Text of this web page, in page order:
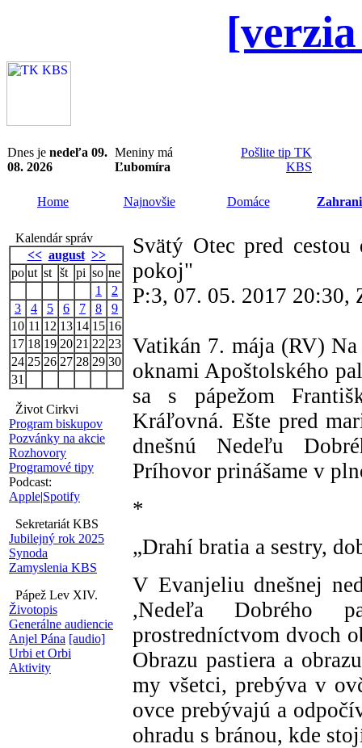
Dnes je nedeľa 09.
08. 2026
Meniny má
Ľubomíra
Pošlite tip TK
KBS
Home Najnovšie Domáce
Kalendár správ
<< august >>
po ut st št pi so ne
1
2
3
4 5 6 7 8
9
10 11 12 13 14 15 16
17 18 19 20 21 22 23
24 25 26 27 28 29 30
31
Život Cirkvi
Program biskupov
Pozvánky na akcie
Rozhovory
Programové tipy
Podcast:
Apple|Spotify
Sekretariát KBS
Jubilejný rok 2025
Synoda
Zamyslenia KBS
Pápež Lev XIV.
Životopis
Generálne audiencie
Anjel Pána [audio]
Urbi et Orbi
Aktivity
Svätý Otec pred
pokoj"
P:3, 07. 05. 2017 20:30,
Vatikán 7. mája (RV)
oknami Apoštolského
sa s pápežom
Kráľovná. Ešte pred
dnešnú Nedeľu
Príhovor prinášame v
*
„Drahí bratia a sestry,
V Evanjeliu dnešnej
,Nedeľa Dobrého
prostredníctvom dvoch
Obrazu pastiera a
my všetci, prebýva v
ovce prebývajú a
ohradu s bránou, kde